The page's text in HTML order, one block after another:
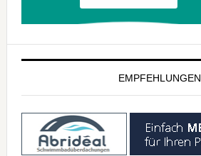
EMPFEHLUNGEN